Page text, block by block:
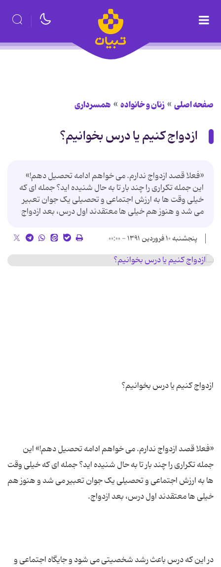
صفحه اصلی زنان و خانواده همسرداری
ازدواج کنیم یا درس بخوانیم؟
«فعلا قصد ازدواج ندارم. می خواهم ادامه تحصیل دهم!»
این جمله تکراری را چند بار تا به حال شنیده اید؟ جمله ای که
خیلی وقت ها به ارزش اجتماعی و تحصیلی یک جوان تعبیر
می شد و هنوز هم خیلی ها معتقدند اول درس، بعد ازدواج
پنجشنبه ۱۰ فروردین ۱۳۹۱ - ۰۰:۰۰
«فعلا قصد ازدواج ندارم. می خواهم ادامه تحصیل دهم!» این
جمله تکراری را چند بار تا به حال شنیده اید؟ جمله ای که خیلی وقت
ها به ارزش اجتماعی و تحصیلی یک جوان تعبیر می شد و هنوز هم
در این که درس باعث رشد شخصیتی می شود و جایگاه اجتماعی و